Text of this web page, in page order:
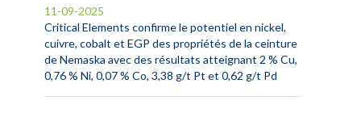
Critical Elements confirme le potentiel en nickel,
cuivre, cobalt et EGP des propriétés de la ceinture
de Nemaska avec des résultats atteignant 2 % Cu,
0,76 % Ni, 0,07 % Co, 3,38 g/t Pt et 0,62 g/t Pd
11-09-2025